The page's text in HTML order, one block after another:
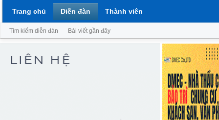
Trang chủ Diễn đàn
Tìm kiếm diễn đàn Bài viết gần đây
Thành viên